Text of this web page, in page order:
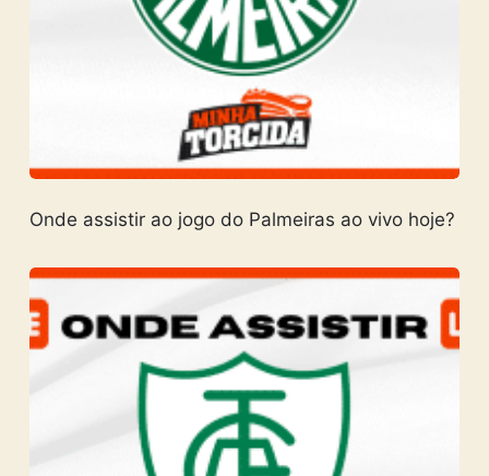
Onde assistir ao jogo do Palmeiras ao vivo hoje?